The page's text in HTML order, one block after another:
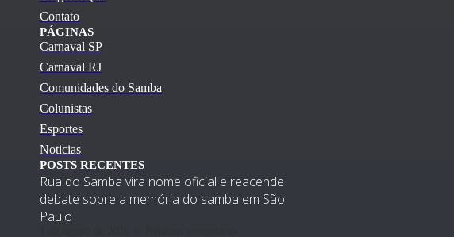
Contato
PÁGINAS
Carnaval SP
Carnaval RJ
Comunidades do Samba
Colunistas
Esportes
Noticias
POSTS RECENTES
Rua do Samba vira nome oficial e reacende
debate sobre a memória do samba em São
Paulo